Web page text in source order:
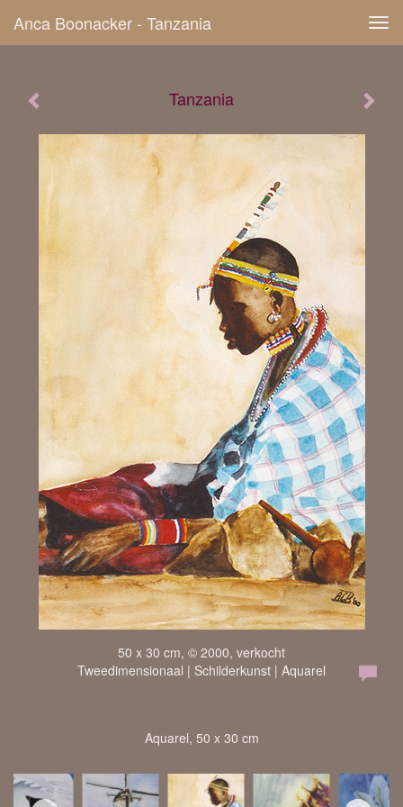
Anca Boonacker - Tanzania
Tanzania
50 x 30 cm, © 2000, verkocht
Tweedimensionaal | Schilderkunst | Aquarel
Aquarel, 50 x 30 cm